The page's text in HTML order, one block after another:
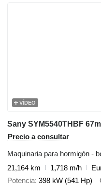
VÍDEO
Sany SYM5540THBF
Precio a consultar
Maquinaria para hormigón -
21,164 km
1,718 m/h
Potencia 398 kW (541 Hp)